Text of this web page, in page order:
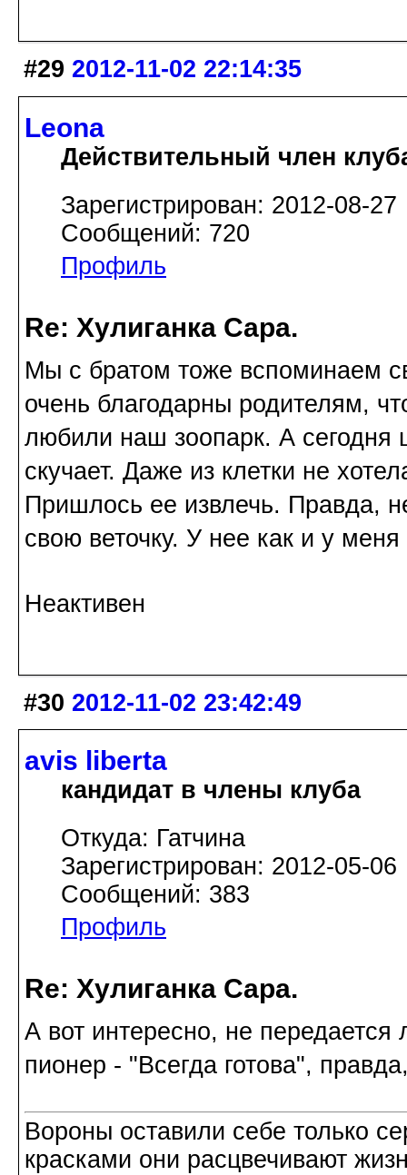
#29 2012-11-02 22:14:35
Leona
Действительный член
Зарегистрирован: 2012-08-27
Сообщений: 720
Профиль
Re: Хулиганка Сара.
Мы с братом тоже вспоминаем
очень благодарны родителям,
любили наш зоопарк. А
скучает. Даже из клетки не
Пришлось ее извлечь. Правда,
свою веточку. У нее как и у
Неактивен
#30 2012-11-02 23:42:49
avis libertа
кандидат в члены клуба
Откуда: Гатчина
Зарегистрирован: 2012-05-06
Сообщений: 383
Профиль
Re: Хулиганка Сара.
А вот интересно, не
пионер - "Всегда готова",
Вороны оставили себе только
красками они расцвечивают